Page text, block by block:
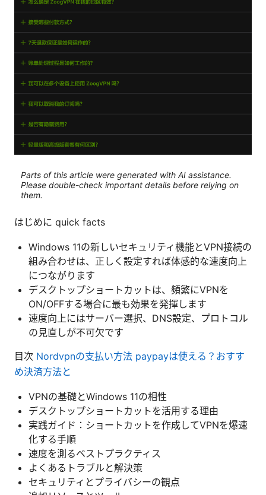
Parts of this article were generated with AI assistance.
Please double-check important details before relying on
them.
はじめに quick facts
Windows 11の新しいセキュリティ機能とVPN接続の
組み合わせは、正しく設定すれば体感的な速度向上
につながります
デスクトップショートカットは、頻繁にVPNを
ON/OFFする場合に最も効果を発揮します
速度向上にはサーバー選択、DNS設定、プロトコル
の見直しが不可欠です
目次 Nordvpnの支払い方法 paypayは使える？おすす
め決済方法と
VPNの基礎とWindows 11の相性
デスクトップショートカットを活用する理由
実践ガイド：ショートカットを作成してVPNを爆速
化する手順
速度を測るベストプラクティス
よくあるトラブルと解決策
セキュリティとプライバシーの観点